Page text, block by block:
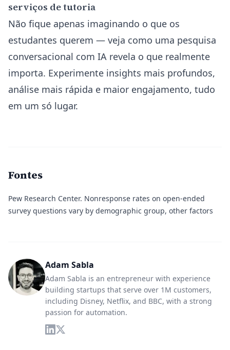
serviços de tutoria
Não fique apenas imaginando o que os
estudantes querem — veja como uma pesquisa
conversacional com IA revela o que realmente
importa. Experimente insights mais profundos,
análise mais rápida e maior engajamento, tudo
em um só lugar.
Fontes
Pew Research Center. Nonresponse rates on open-ended
survey questions vary by demographic group, other factors
Adam Sabla
Adam Sabla is an entrepreneur with experience
building startups that serve over 1M customers,
including Disney, Netflix, and BBC, with a strong
passion for automation.